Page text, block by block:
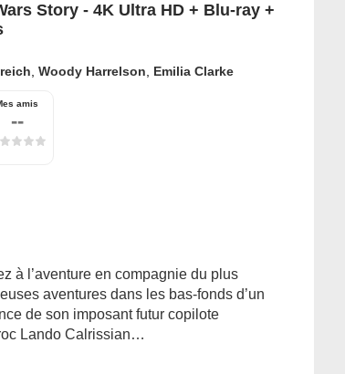
Story - 4K Ultra HD + Blu-ray +
Woody Harrelson Emilia Clarke
amis
--
à l’aventure en compagnie du plus
aventures dans les bas-fonds d’un
de son imposant futur copilote
Lando Calrissian…